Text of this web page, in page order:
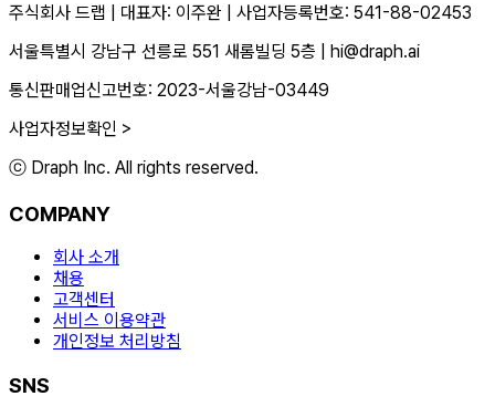
주식회사 드랩 대표자: 이주완
사업자등록번호: 541-88-02453
서울특별시 강남구 선릉로 551 새롬빌딩 5층
hi@draph.ai
통신판매업신고번호: 2023-서울강남-03449
사업자정보확인 >
ⓒ Draph Inc. All rights reserved.
COMPANY
회사 소개
채용
고객센터
서비스 이용약관
개인정보 처리방침
SNS